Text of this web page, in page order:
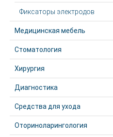
Фиксаторы электродов
Медицинская мебель
Стоматология
Хирургия
Диагностика
Средства для ухода
Оториноларингология